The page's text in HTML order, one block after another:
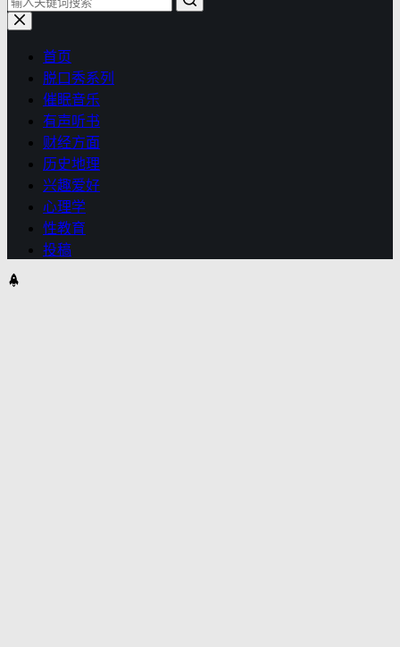
首页
脱口秀系列
催眠音乐
有声听书
财经方面
历史地理
兴趣爱好
心理学
性教育
投稿